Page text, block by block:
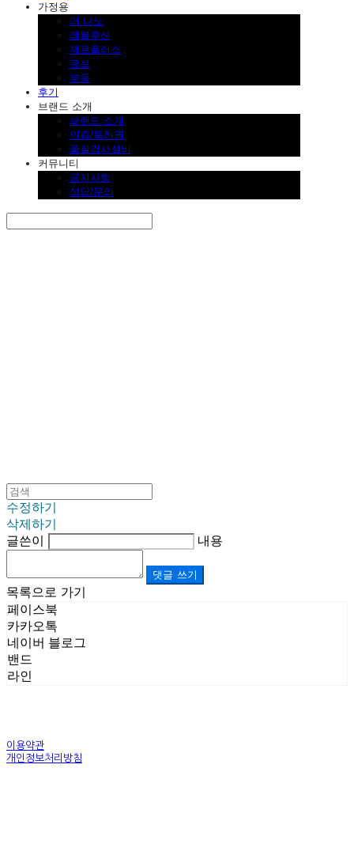
가정용
더 나노
레볼루션
제로플러스
큐브
부품
후기
브랜드 소개
브랜드 소개
인증/특허권
품질검사설비
커뮤니티
공지사항
상담/문의
수정하기
삭제하기
글쓴이
내용
댓글 쓰기
목록으로 가기
페이스북
카카오톡
네이버 블로그
밴드
라인
이용약관
개인정보처리방침